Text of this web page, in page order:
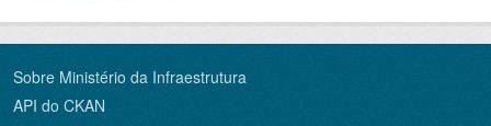
Sobre Ministério da Infraestrutura
API do CKAN